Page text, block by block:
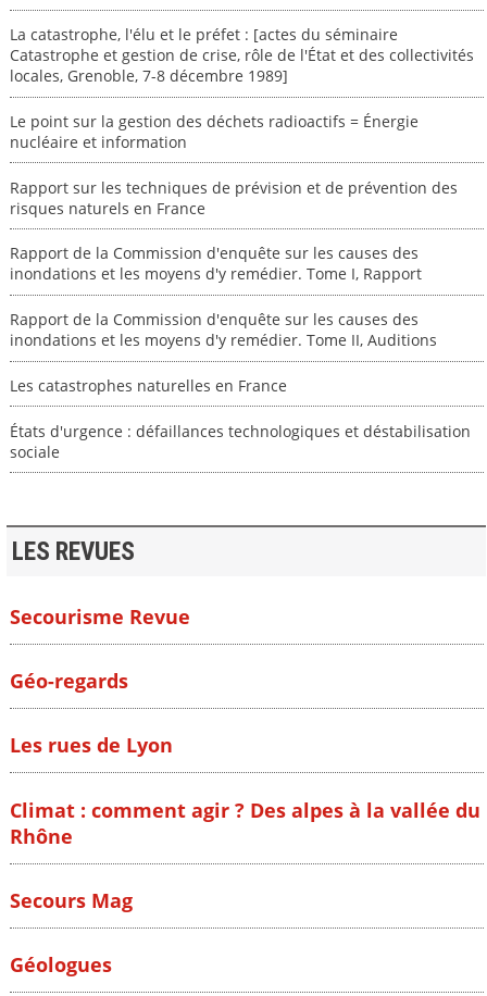
La catastrophe, l'élu et le préfet : [actes du séminaire
Catastrophe et gestion de crise, rôle de l'État et des collectivités
locales, Grenoble, 7-8 décembre 1989]
Le point sur la gestion des déchets radioactifs = Énergie
nucléaire et information
Rapport sur les techniques de prévision et de prévention des
risques naturels en France
Rapport de la Commission d'enquête sur les causes des
inondations et les moyens d'y remédier. Tome I, Rapport
Rapport de la Commission d'enquête sur les causes des
inondations et les moyens d'y remédier. Tome II, Auditions
Les catastrophes naturelles en France
États d'urgence : défaillances technologiques et déstabilisation
sociale
LES REVUES
Secourisme Revue
Géo-regards
Les rues de Lyon
Climat : comment agir ? Des alpes à la vallée du
Rhône
Secours Mag
Géologues